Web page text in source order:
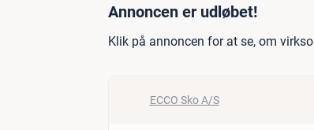
Jobannonce: Finance
Annoncen er udløbet!
Klik på annoncen for at se, om
ECCO Sko A/S